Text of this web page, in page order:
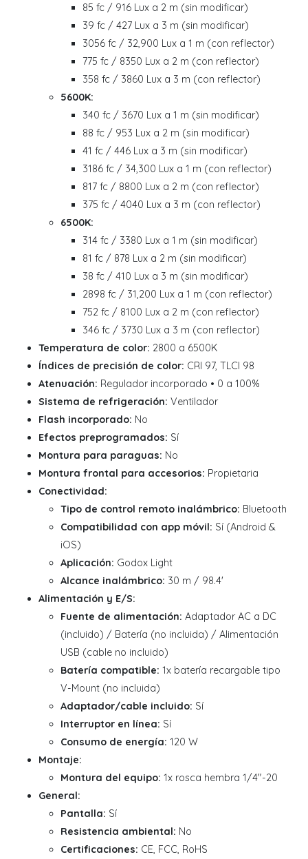
85 fc / 916 Lux a 2 m (sin modificar)
39 fc / 427 Lux a 3 m (sin modificar)
3056 fc / 32,900 Lux a 1 m (con reflector)
775 fc / 8350 Lux a 2 m (con reflector)
358 fc / 3860 Lux a 3 m (con reflector)
5600K:
340 fc / 3670 Lux a 1 m (sin modificar)
88 fc / 953 Lux a 2 m (sin modificar)
41 fc / 446 Lux a 3 m (sin modificar)
3186 fc / 34,300 Lux a 1 m (con reflector)
817 fc / 8800 Lux a 2 m (con reflector)
375 fc / 4040 Lux a 3 m (con reflector)
6500K:
314 fc / 3380 Lux a 1 m (sin modificar)
81 fc / 878 Lux a 2 m (sin modificar)
38 fc / 410 Lux a 3 m (sin modificar)
2898 fc / 31,200 Lux a 1 m (con reflector)
752 fc / 8100 Lux a 2 m (con reflector)
346 fc / 3730 Lux a 3 m (con reflector)
Temperatura de color: 2800 a 6500K
Índices de precisión de color: CRI 97, TLCI 98
Atenuación: Regulador incorporado • 0 a 100%
Sistema de refrigeración: Ventilador
Flash incorporado: No
Efectos preprogramados: Sí
Montura para paraguas: No
Montura frontal para accesorios: Propietaria
Conectividad:
Tipo de control remoto inalámbrico: Bluetooth
Compatibilidad con app móvil: Sí (Android &
iOS)
Aplicación: Godox Light
Alcance inalámbrico: 30 m / 98.4'
Alimentación y E/S:
Fuente de alimentación: Adaptador AC a DC
(incluido) / Batería (no incluida) / Alimentación
USB (cable no incluido)
Batería compatible: 1x batería recargable tipo
V-Mount (no incluida)
Adaptador/cable incluido: Sí
Interruptor en línea: Sí
Consumo de energía: 120 W
Montaje:
Montura del equipo: 1x rosca hembra 1/4"-20
General:
Pantalla: Sí
Resistencia ambiental: No
Certificaciones: CE, FCC, RoHS